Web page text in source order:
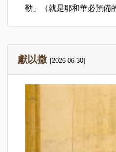
勒」（就是耶和華必預備
獻以撒 [2026-06-30]